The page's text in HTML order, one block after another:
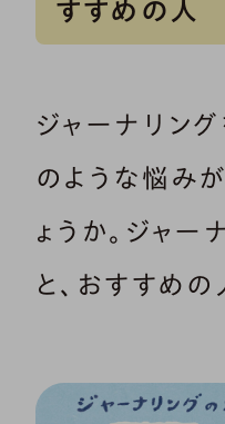
すすめの人
ジャーナリン
のような悩み
ょうか。ジャー
と、おすすめの